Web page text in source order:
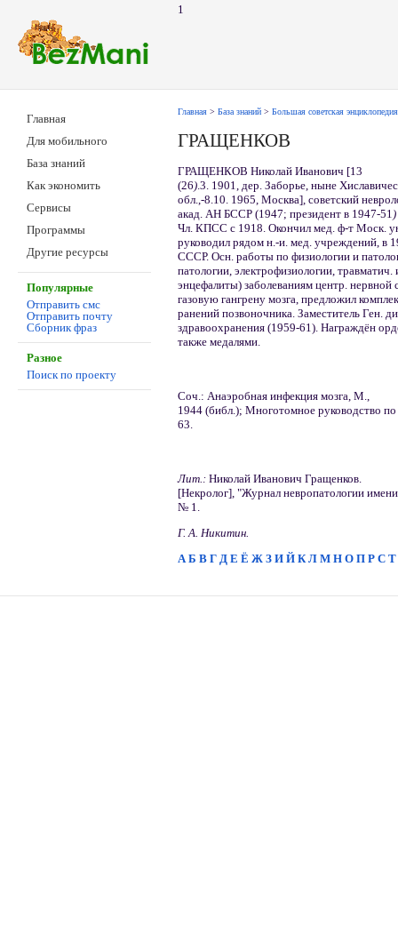
1
Главная
Для мобильного
База знаний
Как экономить
Сервисы
Программы
Другие ресурсы
Популярные
Отправить смс
Отправить почту
Сборник фраз
Разное
Поиск по проекту
Главная > База знаний > Большая советская энциклопедия
ГРАЩЕНКОВ
ГРАЩЕНКОВ Николай Иванович [13
(26) .3. 1901, дер. Заборье, ныне
обл.,-8.10. 1965, Москва], советский
акад. АН БССР (1947; президент в 1947-51 )
Чл. КПСС с 1918. Окончил мед. ф-т Моск.
руководил рядом н.-и. мед. учреждений, в
СССР. Осн. работы по физиологии и
патологии, электрофизиологии,
энцефалиты) заболеваниям центр.
газовую гангрену мозга, предложил
ранений позвоночника. Заместитель Ген.
здравоохранения (1959-61). Награждён
также медалями.
Соч.: Анаэробная инфекция мозга, М.,
1944 (библ.); Многотомное руководство
63.
Лит.: Николай Иванович Гращенков.
[Некролог], "Журнал невропатологии
№ 1.
Г. А. Никитин.
А Б В Г Д Е Ё Ж З И Й К Л М Н О П Р С Т